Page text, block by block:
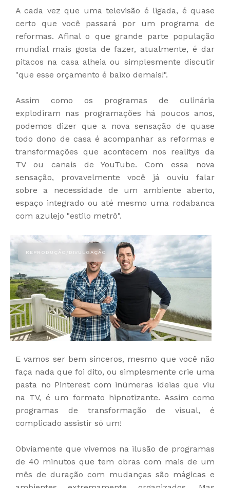
A cada vez que uma televisão é ligada, é quase
certo que você passará por um programa de
reformas. Afinal o que grande parte população
mundial mais gosta de fazer, atualmente, é dar
pitacos na casa alheia ou simplesmente discutir
"que esse orçamento é baixo demais!".
Assim como os programas de culinária
explodiram nas programações há poucos anos,
podemos dizer que a nova sensação de quase
todo dono de casa é acompanhar as reformas e
transformações que acontecem nos realitys da
TV ou canais de YouTube. Com essa nova
sensação, provavelmente você já ouviu falar
sobre a necessidade de um ambiente aberto,
espaço integrado ou até mesmo uma rodabanca
com azulejo "estilo metrô".
E vamos ser bem sinceros, mesmo que você não
faça nada que foi dito, ou simplesmente crie uma
pasta no Pinterest com inúmeras ideias que viu
na TV, é um formato hipnotizante. Assim como
programas de transformação de visual, é
complicado assistir só um!
Obviamente que vivemos na ilusão de programas
de 40 minutos que tem obras com mais de um
mês de duração com mudanças são mágicas e